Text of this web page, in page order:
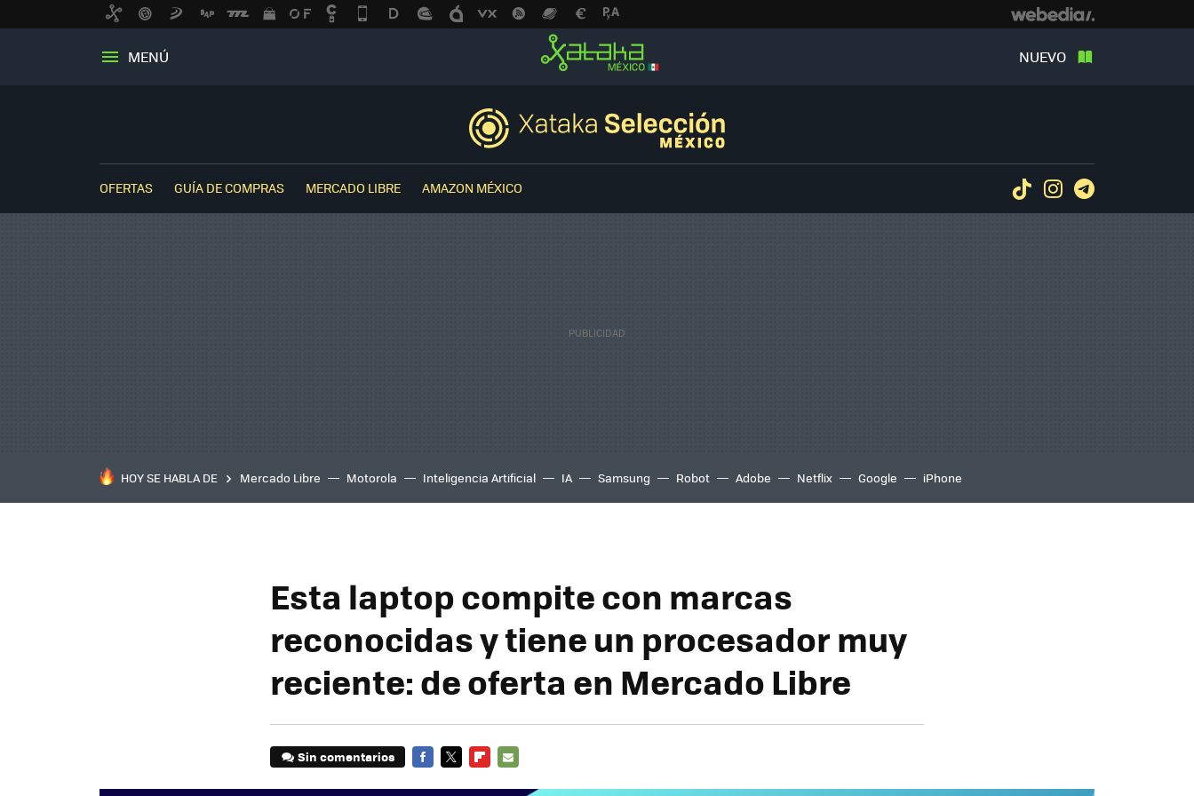
MENÚ NUEVO
OFERTAS GUÍA DE COMPRAS MERCADO LIBRE AMAZON MÉXICO TiktokInstagram
HOY SE HABLA DE Mercado Libre Motorola Inteligencia Artificial IA Samsung Robot Adobe Netflix Google iPhone
Esta laptop compite con marcas
reconocidas y tiene un procesador muy
reciente: de oferta en Mercado Libre
Sin comentarios